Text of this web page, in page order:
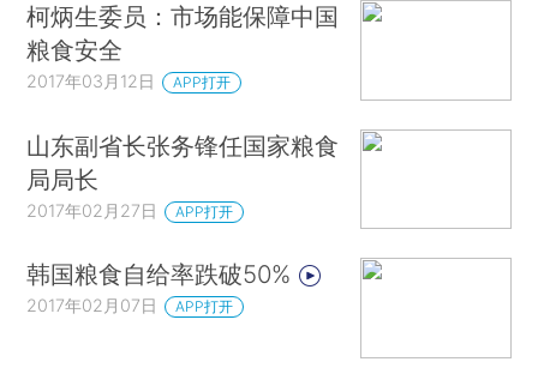
柯炳生委员：市场能保障中国
粮食安全
2017年03月12日 APP打开
山东副省长张务锋任国家粮食
局局长
2017年02月27日 APP打开
韩国粮食自给率跌破50%
2017年02月07日 APP打开